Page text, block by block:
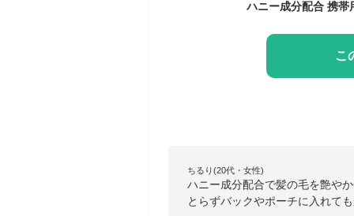
こ
ちるり(20代・女性)
ハニー成分配合で髪の毛を艶や
とらずバックやポーチに入れて